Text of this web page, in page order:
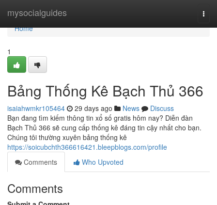
mysocialguides
Home
Home
1
Bảng Thống Kê Bạch Thủ 366
isaiahwmkr105464 29 days ago News
Discuss
Bạn đang tìm kiếm thông tin xổ số gratis hôm nay? Diễn đàn
Bạch Thủ 366 sẽ cung cấp thống kê đáng tin cậy nhất cho bạn.
Chúng tôi thường xuyên bảng thống kê
https://soicubchth366616421.bleepblogs.com/profile
Comments
Who Upvoted
Comments